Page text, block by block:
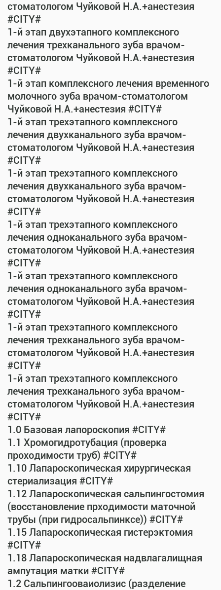
стоматологом Чуйковой Н.А.+анестезия
#CITY#
1-й этап двухэтапного комплексного
лечения трехканального зуба врачом-
стоматологом Чуйковой Н.А.+анестезия
#CITY#
1-й этап комплексного лечения временного
молочного зуба врачом-стоматологом
Чуйковой Н.А.+анестезия #CITY#
1-й этап трехэтапного комплексного
лечения двухканального зуба врачом-
стоматологом Чуйковой Н.А.+анестезия
#CITY#
1-й этап трехэтапного комплексного
лечения двухканального зуба врачом-
стоматологом Чуйковой Н.А.+анестезия
#CITY#
1-й этап трехэтапного комплексного
лечения одноканального зуба врачом-
стоматологом Чуйковой Н.А.+анестезия
#CITY#
1-й этап трехэтапного комплексного
лечения одноканального зуба врачом-
стоматологом Чуйковой Н.А.+анестезия
#CITY#
1-й этап трехэтапного комплексного
лечения трехканального зуба врачом-
стоматологом Чуйковой Н.А.+анестезия
#CITY#
1-й этап трехэтапного комплексного
лечения трехканального зуба врачом-
стоматологом Чуйковой Н.А.+анестезия
#CITY#
1.0 Базовая лапороскопия #CITY#
1.1 Хромогидротубация (проверка
проходимости труб) #CITY#
1.10 Лапароскопическая хирургическая
стериализация #CITY#
1.12 Лапароскопическая сальпингостомия
(восстановление прходимости маточной
трубы (при гидросальпинксе)) #CITY#
1.15 Лапароскопическая гистерэктомия
#CITY#
1.18 Лапароскопическая надвлагалищная
ампутация матки #CITY#
1.2 Сальпингооваиолизис (разделение